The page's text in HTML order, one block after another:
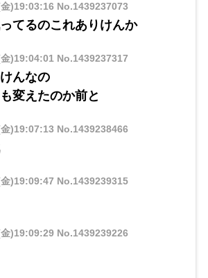
)19:03:16 No.1439237073
てるのこれありけんか
)19:04:01No.1439237317
んなの
変えたのか前と
)19:07:13 No.1439238466
)19:09:47 No.1439239315
)19:09:29No.1439239226